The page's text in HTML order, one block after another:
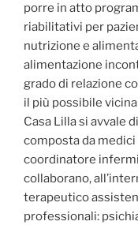
porre in atto
riabilitativi per
nutrizione e
alimentazione
grado di relazione
il più possibile
Casa Lilla si avvale
composta da
coordinatore
collaborano,
terapeutico
professionali: